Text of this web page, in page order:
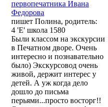
первопечатника Ивана
Федорова
пишет Полина, родитель:
4 'Е' школа 1580
Были классом на экскурсии
в Печатном дворе. Очень
интересно и познавательно
было) Экскурсовод очень
живой, держит интерес у
детей. А уж когда дело
дошло до письма
перьями...просто восторг!!